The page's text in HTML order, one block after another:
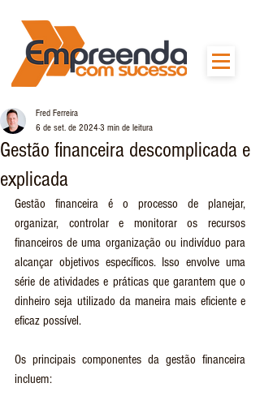
Gestão financeira descomplicada e
explicada
Fred Ferreira
6 de set. de 2024 3 min de leitura
Gestão financeira é o processo de planejar,
organizar, controlar e monitorar os recursos
financeiros de uma organização ou indivíduo para
alcançar objetivos específicos. Isso envolve uma
série de atividades e práticas que garantem que o
dinheiro seja utilizado da maneira mais eficiente e
eficaz possível.
Os principais componentes da gestão financeira
incluem: